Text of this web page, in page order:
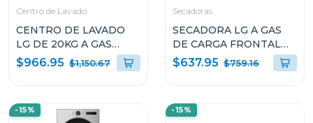
Centro de Lavado
CENTRO DE LAVADO
LG DE 20KG A GAS
COLOR BLANCO
WM20/DF20
$966.95 $1,150.67
Secadoras
SECADORA LG A GAS
DE CARGA FRONTAL
22KG COLOR GRIS
THINQ DF74VFXS6
$637.95 $759.16
-15% -15%